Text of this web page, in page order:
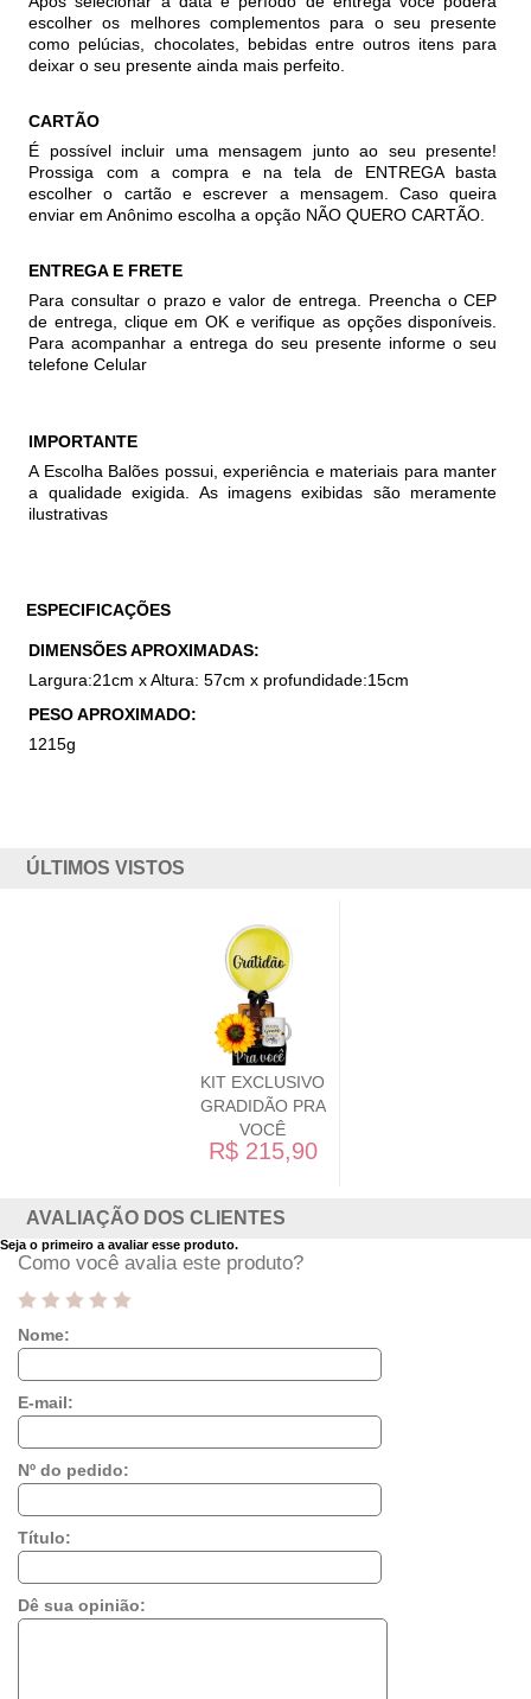
escolher os melhores complementos para o seu presente
como pelúcias, chocolates, bebidas entre outros itens para
deixar o seu presente ainda mais perfeito.
CARTÃO
É possível incluir uma mensagem junto ao seu presente!
Prossiga com a compra e na tela de ENTREGA basta
escolher o cartão e escrever a mensagem. Caso queira
enviar em Anônimo escolha a opção NÃO QUERO CARTÃO.
ENTREGA E FRETE
Para consultar o prazo e valor de entrega. Preencha o CEP
de entrega, clique em OK e verifique as opções disponíveis.
Para acompanhar a entrega do seu presente informe o seu
telefone Celular
IMPORTANTE
A Escolha Balões possui, experiência e materiais para manter
a qualidade exigida. As imagens exibidas são meramente
ilustrativas
ESPECIFICAÇÕES
DIMENSÕES APROXIMADAS:
Largura:21cm x Altura: 57cm x profundidade:15cm
PESO APROXIMADO:
1215g
ÚLTIMOS VISTOS
KIT EXCLUSIVO
GRADIDÃO PRA
VOCÊ
R$ 215,90
AVALIAÇÃO DOS CLIENTES
Seja o primeiro a avaliar esse produto.
Como você avalia este produto?
Nome:
E-mail:
Nº do pedido:
Título:
Dê sua opinião: